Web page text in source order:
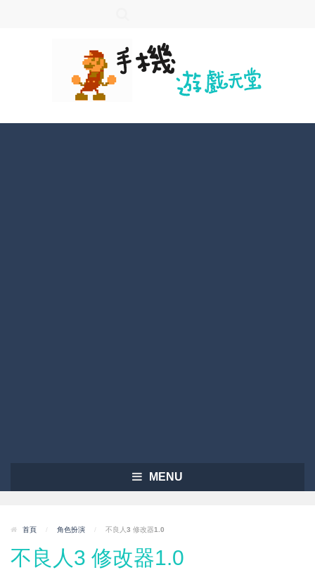
MENU
首頁 / 角色扮演 / 不良人3 修改器1.0
不良人3 修改器1.0